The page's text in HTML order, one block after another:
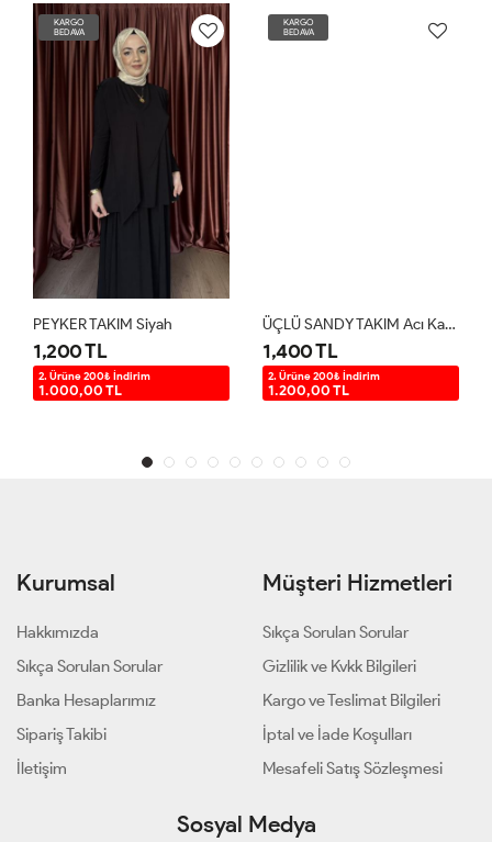
KARGO
BEDAVA
PEYKER TAKIM Siyah
1,200 TL
2. Ürüne 200₺ İndirim
1.000,00 TL
KARGO
BEDAVA
ÜÇLÜ SANDY TAKIM Acı Kahve
1,400 TL
2. Ürüne 200₺ İndirim
1.200,00 TL
Kurumsal
Hakkımızda
Sıkça Sorulan Sorular
Banka Hesaplarımız
Sipariş Takibi
İletişim
Müşteri Hizmetleri
Sıkça Sorulan Sorular
Gizlilik ve Kvkk Bilgileri
Kargo ve Teslimat Bilgileri
İptal ve İade Koşulları
Mesafeli Satış Sözleşmesi
Sosyal Medya